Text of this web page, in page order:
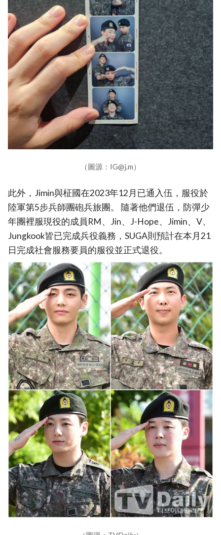
（圖源：IG@j.m）
此外，Jimin與柾國在2023年12月已通入伍，服役於
陸軍第5步兵師團砲兵旅團。 隨著他們退伍，防彈少
年團裡服現役的成員RM、Jin、J-Hope、Jimin、V、
Jungkook皆已完成兵役義務，SUGA則預計在本月21
日完成社會服務要員的服役並正式退役。